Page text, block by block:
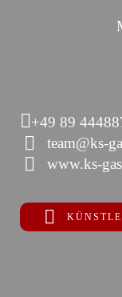
+49 89
team@ks-
www.ks-